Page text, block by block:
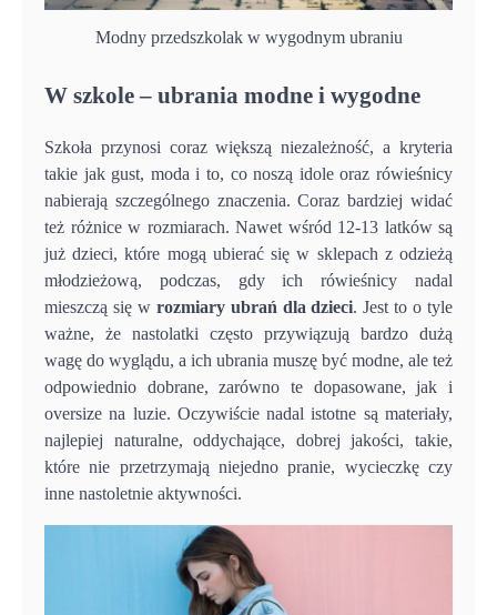
Modny przedszkolak w wygodnym ubraniu
W szkole – ubrania modne i wygodne
Szkoła przynosi coraz większą niezależność, a kryteria
takie jak gust, moda i to, co noszą idole oraz rówieśnicy
nabierają szczególnego znaczenia. Coraz bardziej widać
też różnice w rozmiarach. Nawet wśród 12-13 latków są
już dzieci, które mogą ubierać się w sklepach z odzieżą
młodzieżową, podczas, gdy ich rówieśnicy nadal
mieszczą się w rozmiary ubrań dla dzieci. Jest to o tyle
ważne, że nastolatki często przywiązują bardzo dużą
wagę do wyglądu, a ich ubrania muszę być modne, ale też
odpowiednio dobrane, zarówno te dopasowane, jak i
oversize na luzie. Oczywiście nadal istotne są materiały,
najlepiej naturalne, oddychające, dobrej jakości, takie,
które nie przetrzymają niejedno pranie, wycieczkę czy
inne nastoletnie aktywności.